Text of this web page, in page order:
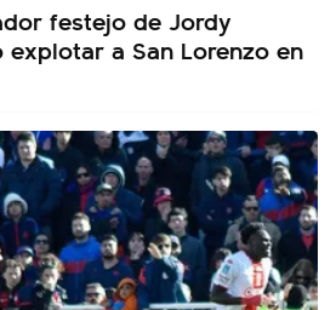
festejo de Jordy
a San Lorenzo en